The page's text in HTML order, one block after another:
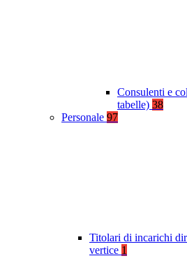
Consulenti e
tabelle) 38
Personale 97
Titolari di incarichi
vertice 1